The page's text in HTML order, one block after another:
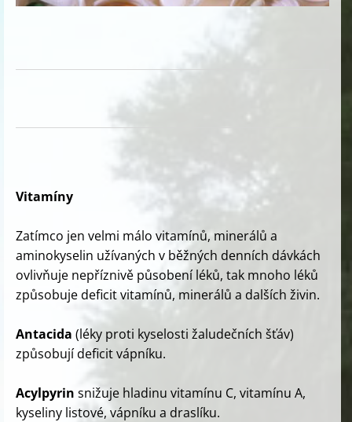
Vitamíny
Zatímco jen velmi málo vitamínů, minerálů a
aminokyselin užívaných v běžných denních dávkách
ovlivňuje nepříznivě působení léků, tak mnoho léků
způsobuje deficit vitamínů, minerálů a dalších živin.
Antacida (léky proti kyselosti žaludečních šťáv)
způsobují deficit vápníku.
Acylpyrin snižuje hladinu vitamínu C, vitamínu A,
kyseliny listové, vápníku a draslíku.